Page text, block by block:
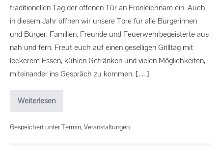
traditionellen Tag der offenen Tür an Fronleichnam ein. Auch
in diesem Jahr öffnen wir unsere Tore für alle Bürgerinnen
und Bürger, Familien, Freunde und Feuerwehrbegeisterte aus
nah und fern. Freut euch auf einen geselligen Grilltag mit
leckerem Essen, kühlen Getränken und vielen Möglichkeiten,
miteinander ins Gespräch zu kommen. […]
Weiterlesen
Gespeichert unterTermin Veranstaltungen